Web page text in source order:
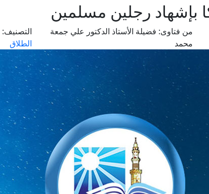
بإشهاد رجلين مسلمين
من فتاوى: فضيلة الأستاذ الدكتور علي جمعة
محمد
التصنيف:
الطلاق